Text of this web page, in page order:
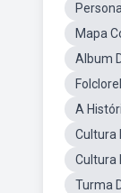
Mapa
Album
A
Cultura
Cultura
Turma